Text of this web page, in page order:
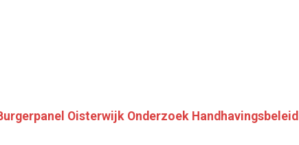
Oisterwijk Onderzoek Handhavingsbeleid